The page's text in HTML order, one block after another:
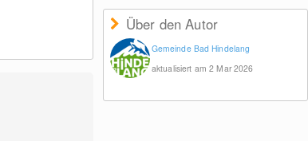
Über den Autor
Gemeinde Bad Hindelang
aktualisiert am 2 Mar 2026